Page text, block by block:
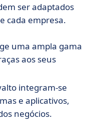
ser adaptados
cada empresa.
uma ampla gama
aos seus
integram-se
e aplicativos,
negócios.